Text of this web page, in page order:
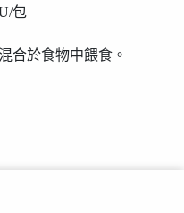
包
合於食物中餵食。
，若有醫療相關問題，請先